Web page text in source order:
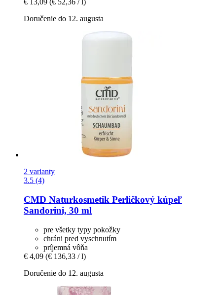
€ 13,09 (€ 52,36 / l)
Doručenie do 12. augusta
2 varianty
3.5 (4)
CMD Naturkosmetik Perličkový kúpeľ
Sandorini, 30 ml
pre všetky typy pokožky
chráni pred vyschnutím
príjemná vôňa
€ 4,09 (€ 136,33 / l)
Doručenie do 12. augusta